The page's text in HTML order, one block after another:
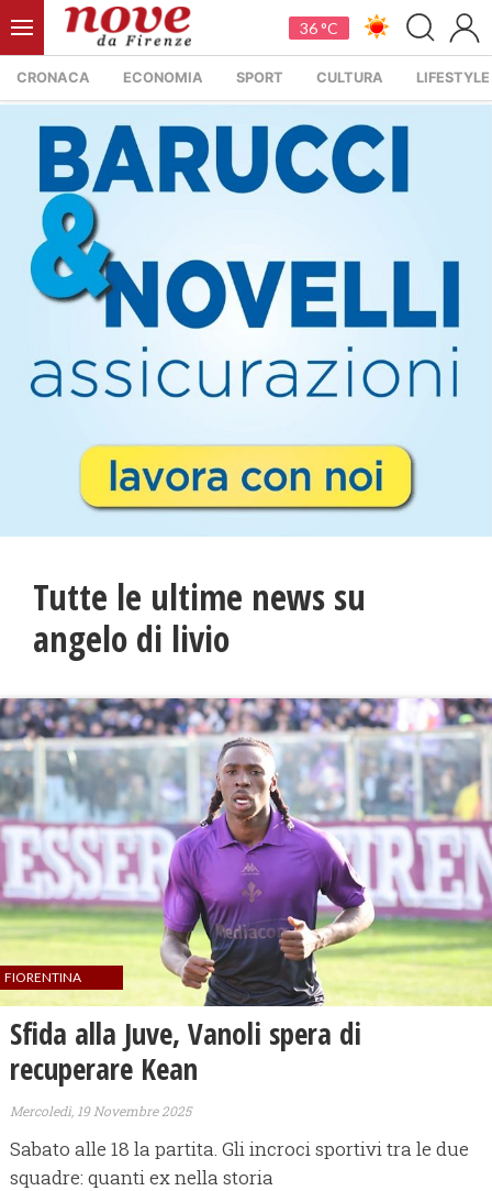
36 °C
CRONACA ECONOMIA SPORT CULTURA LIFESTYLE
Tutte le ultime news su
angelo di livio
FIORENTINA
Sfida alla Juve, Vanoli spera di
recuperare Kean
Mercoledì, 19 Novembre 2025
Sabato alle 18 la partita. Gli incroci sportivi tra le due
squadre: quanti ex nella storia